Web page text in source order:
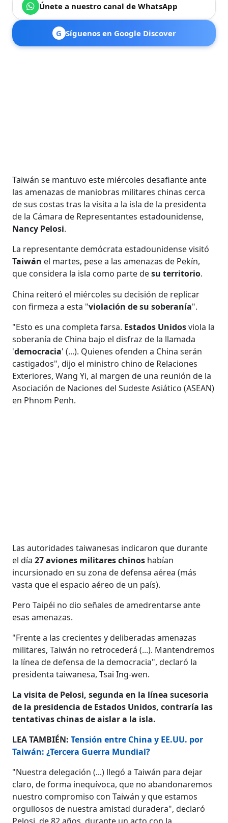
Únete a nuestro canal de WhatsApp
G Síguenos en Google Discover
Taiwán se mantuvo este miércoles desafiante ante
las amenazas de maniobras militares chinas cerca
de sus costas tras la visita a la isla de la presidenta
de la Cámara de Representantes estadounidense,
Nancy Pelosi.
La representante demócrata estadounidense visitó
Taiwán el martes, pese a las amenazas de Pekín,
que considera la isla como parte desu territorio.
China reiteró el miércoles su decisión de replicar
con firmeza a esta "violación de su soberanía".
"Esto es una completa farsa. Estados Unidosviola la
soberanía de China bajo el disfraz de la llamada
'democracia' (...). Quienes ofenden a China serán
castigados", dijo el ministro chino de Relaciones
Exteriores, Wang Yi, al margen de una reunión de la
Asociación de Naciones del Sudeste Asiático (ASEAN)
en Phnom Penh.
Las autoridades taiwanesas indicaron que durante
el día 27 aviones militares chinos habían
incursionado en su zona de defensa aérea (más
vasta que el espacio aéreo de un país).
Pero Taipéi no dio señales de amedrentarse ante
esas amenazas.
"Frente a las crecientes y deliberadas amenazas
militares, Taiwán no retrocederá (...). Mantendremos
la línea de defensa de la democracia", declaró la
presidenta taiwanesa, Tsai Ing-wen.
La visita de Pelosi, segunda en la línea sucesoria
de la presidencia de Estados Unidos, contraría las
tentativas chinas de aislar a la isla.
LEA TAMBIÉN:Tensión entre China y EE.UU. por
Taiwán: ¿Tercera Guerra Mundial?
"Nuestra delegación (...) llegó a Taiwán para dejar
claro, de forma inequívoca, que no abandonaremos
nuestro compromiso con Taiwán y que estamos
orgullosos de nuestra amistad duradera", declaró